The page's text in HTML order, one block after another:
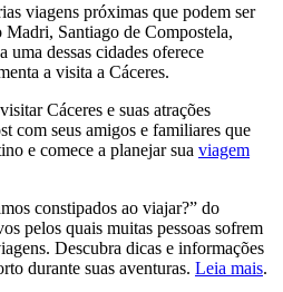
viagens próximas que podem ser
Santiago de Compostela,
uma dessas cidades oferece
a visita a Cáceres.
Cáceres e suas atrações
com seus amigos e familiares que
e comece a planejar sua viagem
constipados ao viajar?” do
pelos quais muitas pessoas sofrem
Descubra dicas e informações
durante suas aventuras. Leia mais.